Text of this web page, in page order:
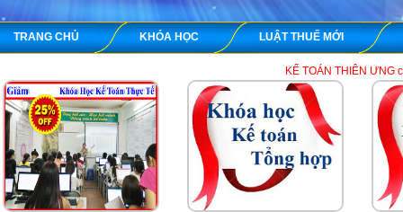
TRANG CHỦ KHÓA HỌC LUẬT THUẾ MỚI
KẾ TOÁN THIÊN ƯNG chuyên dạy